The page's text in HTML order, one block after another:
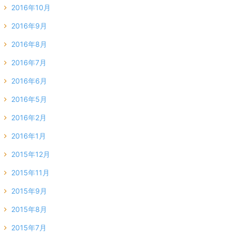
2016年10月
2016年9月
2016年8月
2016年7月
2016年6月
2016年5月
2016年2月
2016年1月
2015年12月
2015年11月
2015年9月
2015年8月
2015年7月